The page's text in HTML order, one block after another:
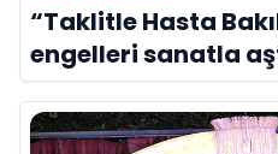
“Taklitle Hasta
engelleri sanatla